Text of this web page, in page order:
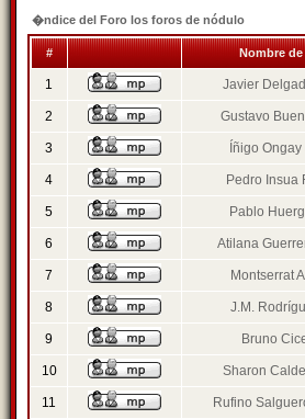
�ndice del Foro los foros de nódulo
# Nombre
1 Javier
2 Gustavo
3 Íñigo
4 Pedro Insua
5 Pablo
6 Atilana
7 Montserrat
8 J.M.
9 Bruno
10 Sharon
11 Rufino